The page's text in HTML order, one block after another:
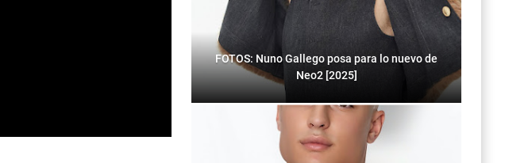
FOTOS: Nuno Gallego posa para lo nuevo de
Neo2 [2025]